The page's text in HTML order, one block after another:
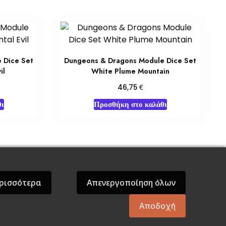
Dice Set
Dungeons & Dragons Module Dice Set
White Plume Mountain
46,75 €
Προσθήκη στο καλάθι
Βάρδος Gift Boxes Σε Προσφορά
Απενεργοποίηση όλων
Αποδοχή